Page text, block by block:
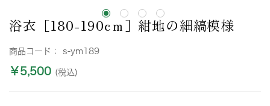
浴衣［180-190cｍ］紺地の細縞模様
商品コード： s-ym189
￥5,500 (税込)